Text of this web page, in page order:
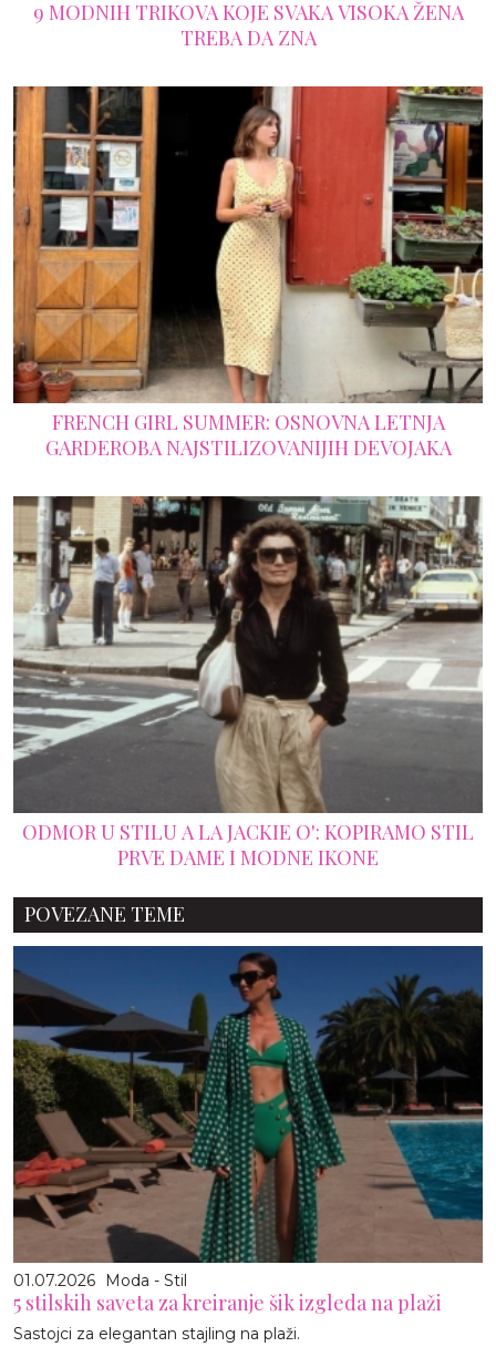
9 MODNIH TRIKOVA KOJE SVAKA VISOKA ŽENA
TREBA DA ZNA
FRENCH GIRL SUMMER: OSNOVNA LETNJA
GARDEROBA NAJSTILIZOVANIJIH DEVOJAKA
ODMOR U STILU A LA JACKIE O': KOPIRAMO STIL
PRVE DAME I MODNE IKONE
POVEZANE TEME
01.07.2026 Moda - Stil
5 stilskih saveta za kreiranje šik izgleda na plaži
Sastojci za elegantan stajling na plaži.